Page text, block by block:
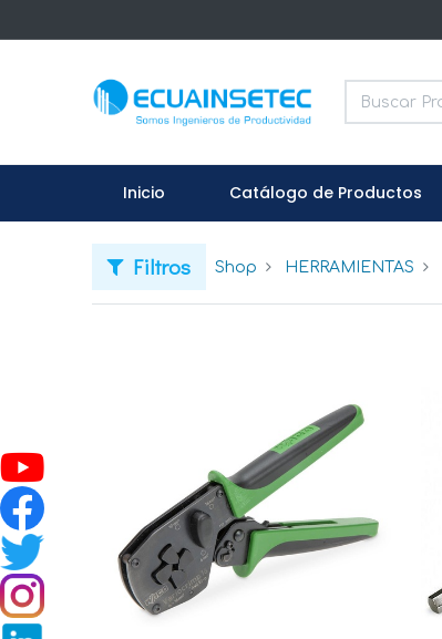
Inicio Catálogo de Productos
Filtros Shop HERRAMIENTAS